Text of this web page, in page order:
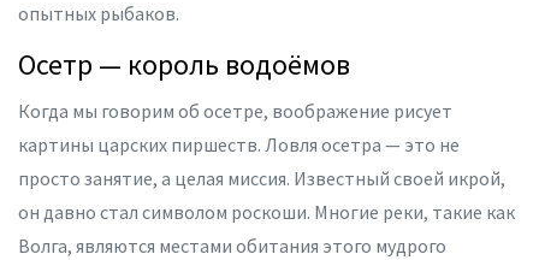
опытных рыбаков.
Осетр — король водоёмов
Когда мы говорим об осетре, воображение рисует
картины царских пиршеств. Ловля осетра — это не
просто занятие, а целая миссия. Известный своей икрой,
он давно стал символом роскоши. Многие реки, такие как
Волга, являются местами обитания этого мудрого